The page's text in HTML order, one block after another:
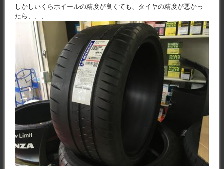
しかしいくらホイールの精度が良くても、タイヤの精度が悪かっ
たら、、、